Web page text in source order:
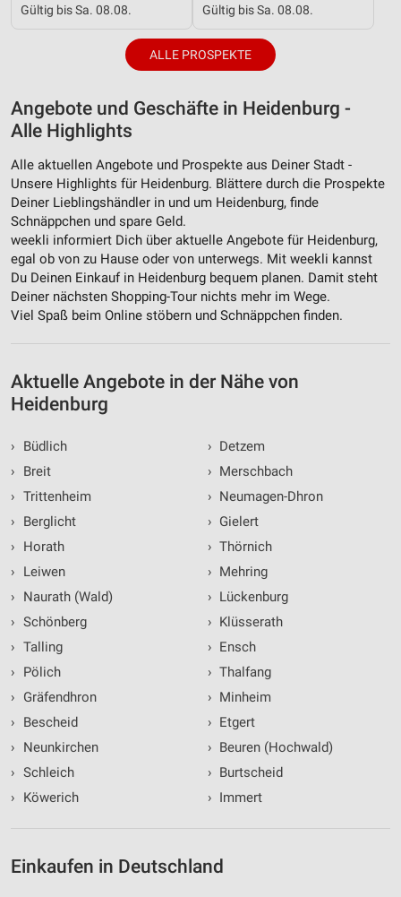
Gültig bis Sa. 08.08. Gültig bis Sa. 08.08.
ALLE PROSPEKTE
Angebote und Geschäfte in Heidenburg -
Alle Highlights
Alle aktuellen Angebote und Prospekte aus Deiner Stadt -
Unsere Highlights für Heidenburg. Blättere durch die Prospekte
Deiner Lieblingshändler in und um Heidenburg, finde
Schnäppchen und spare Geld.
weekli informiert Dich über aktuelle Angebote für Heidenburg,
egal ob von zu Hause oder von unterwegs. Mit weekli kannst
Du Deinen Einkauf in Heidenburg bequem planen. Damit steht
Deiner nächsten Shopping-Tour nichts mehr im Wege.
Viel Spaß beim Online stöbern und Schnäppchen finden.
Aktuelle Angebote in der Nähe von
Heidenburg
›
Büdlich
›
Breit
› Trittenheim
›
Berglicht
›
Horath
›
Leiwen
›
Naurath (Wald)
› Schönberg
› Talling
›
Pölich
›
Gräfendhron
›
Bescheid
›
Neunkirchen
› Schleich
›
Köwerich
› Detzem
› Merschbach
› Neumagen-Dhron
› Gielert
› Thörnich
› Mehring
› Lückenburg
› Klüsserath
› Ensch
› Thalfang
› Minheim
› Etgert
› Beuren (Hochwald)
› Burtscheid
› Immert
Einkaufen in Deutschland
personalisierter Werbung
Erstellung von Profilen zur Personalisierung
Verwendung von Profilen zur Auswahl
personalisierter Inhalte
Messung der Werbeleistung
Messung der Performance von Inhalten
Analyse von Zielgruppen durch Statistiken oder
Kombinationen von Daten aus verschiedenen
Quellen
Entwicklung und Verbesserung der Angebote
IAB-Besonderheiten:
Verwendung genauer Standortdaten
Geräte anhand von aktiv angeforderten
Nicht-IAB-Verarbeitungszwecke:
Notwendig
Performance
Funktional
Werbung